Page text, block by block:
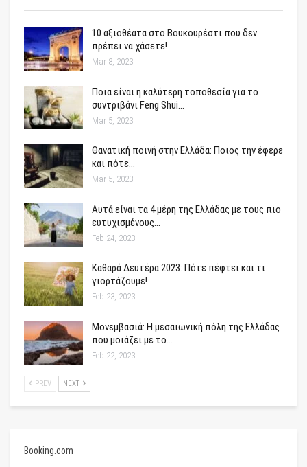
10 αξιοθέατα στο Βουκουρέστι που δεν
πρέπει να χάσετε!
Mar 8, 2023
Ποια είναι η καλύτερη τοποθεσία για το
συντριβάνι Feng Shui…
Mar 5, 2023
Θανατική ποινή στην Ελλάδα: Ποιος την έφερε
και πότε…
Mar 5, 2023
Αυτά είναι τα 4 μέρη της Ελλάδας με τους πιο
ευτυχισμένους…
Feb 24, 2023
Καθαρά Δευτέρα 2023: Πότε πέφτει και τι
γιορτάζουμε!
Feb 23, 2023
Μονεμβασιά: Η μεσαιωνική πόλη της Ελλάδας
που μοιάζει με το…
Feb 22, 2023
PREV NEXT
Booking.com